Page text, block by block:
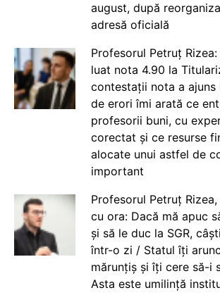
august, după
adresă oficială
Profesorul Petruț
luat nota 4.90 la
contestații nota a
de erori îmi arată ce
profesorii buni, cu
corectat și ce resurse
alocate unui astfel de
important
Profesorul Petruț
cu ora: Dacă mă apuc
și să le duc la SGR,
într-o zi / Statul îți
mărunțiș și îți cere să-i
Asta este umilință